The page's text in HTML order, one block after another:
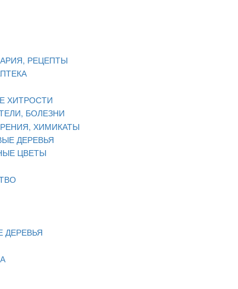
РЕЦЕПТЫ
ХИТРОСТИ
БОЛЕЗНИ
ХИМИКАТЫ
ДЕРЕВЬЯ
ЦВЕТЫ
ДЕРЕВЬЯ